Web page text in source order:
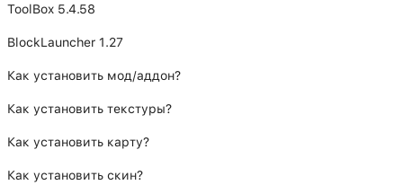
ToolBox 5.4.58
BlockLauncher 1.27
Как установить мод/аддон?
Как установить текстуры?
Как установить карту?
Как установить скин?